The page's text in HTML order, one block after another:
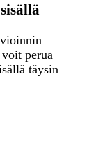
perua
täysin